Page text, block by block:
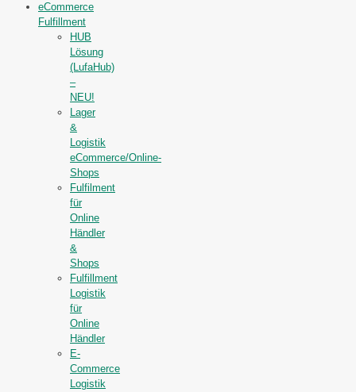
eCommerce
Fulfillment
HUB
Lösung
(LufaHub)
–
NEU!
Lager
&
Logistik
eCommerce/Online-
Shops
Fulfilment
für
Online
Händler
&
Shops
Fulfillment
Logistik
für
Online
Händler
E-
Commerce
Logistik